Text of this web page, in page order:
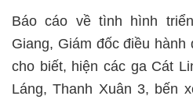
Báo cáo về tình hình
Giang, Giám đốc điều
cho biết, hiện các ga Cát
Láng, Thanh Xuân 3, bến